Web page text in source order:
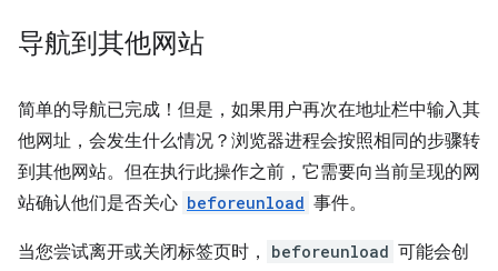
导航到其他网站
简单的导航已完成！但是，如果用户再次在地址栏中输入其
他网址，会发生什么情况？浏览器进程会按照相同的步骤转
到其他网站。但在执行此操作之前，它需要向当前呈现的网
站确认他们是否关心 beforeunload 事件。
当您尝试离开或关闭标签页时， beforeunload 可能会创